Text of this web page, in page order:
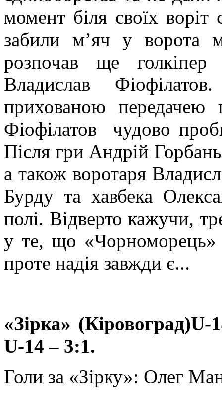
момент біля своїх
забили м’яч у ворота
розпочав ще голкіпер
Владислав
прихованою
Фіофілатов чудово
Після гри Андрій
а також воротаря
Бурду та хавбека
полі. Відверто кажучи,
у те, що «Чорноморець»
проте надія завжди є...
«Зірка» (Кіровоград)U-
U-14– 3:1.
Голи за «Зірку»: Олег